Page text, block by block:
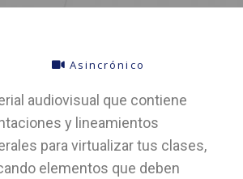
Asincrónico
audiovisual que contiene
y lineamientos
para virtualizar tus clases,
elementos que deben